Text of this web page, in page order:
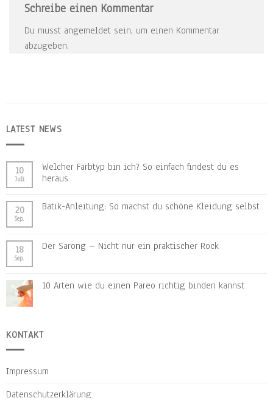
Schreibe einen Kommentar
Du musst angemeldet sein, um einen Kommentar
abzugeben.
LATEST NEWS
10
Juli
Welcher Farbtyp bin ich? So einfach findest du es
heraus
20
Sep.
Batik-Anleitung: So machst du schöne Kleidung selbst
18
Sep.
Der Sarong – Nicht nur ein praktischer Rock
10 Arten wie du einen Pareo richtig binden kannst
KONTAKT
Impressum
Datenschutzerklärung